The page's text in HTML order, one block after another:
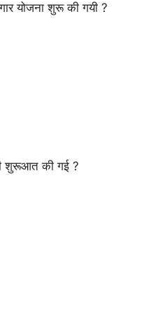
योजना शुरू की गयी ?
शुरूआत की गई ?